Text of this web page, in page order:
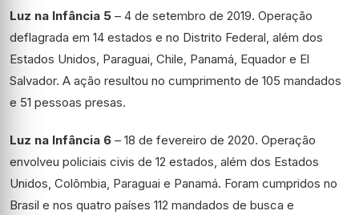
Luz na Infância 5 – 4 de setembro de 2019. Operação
deflagrada em 14 estados e no Distrito Federal, além dos
Estados Unidos, Paraguai, Chile, Panamá, Equador e El
Salvador. A ação resultou no cumprimento de 105 mandados
e 51 pessoas presas.
Luz na Infância 6 – 18 de fevereiro de 2020. Operação
envolveu policiais civis de 12 estados, além dos Estados
Unidos, Colômbia, Paraguai e Panamá. Foram cumpridos no
Brasil e nos quatro países 112 mandados de busca e